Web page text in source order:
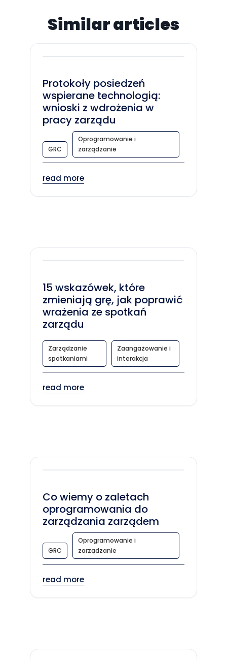
Similar articles
Protokoły posiedzeń
wspierane technologią:
wnioski z wdrożenia w
pracy zarządu
GRC
Oprogramowanie i
zarządzanie
read more
15 wskazówek, które
zmieniają grę, jak poprawić
wrażenia ze spotkań
zarządu
Zarządzanie
spotkaniami
Zaangażowanie i
interakcja
read more
Co wiemy o zaletach
oprogramowania do
zarządzania zarządem
GRC
Oprogramowanie i
zarządzanie
read more